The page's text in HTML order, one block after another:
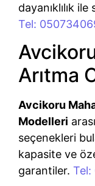
dayanıklılık
Tel:
Arıtma
Avcikoru
Modelleri
seçenekleri
kapasite ve
garantiler.